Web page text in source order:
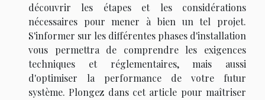
découvrir les étapes et les considérations
nécessaires pour mener à bien un tel projet.
S'informer sur les différentes phases d'installation
vous permettra de comprendre les exigences
techniques et réglementaires, mais aussi
d'optimiser la performance de votre futur
système. Plongez dans cet article pour maîtriser